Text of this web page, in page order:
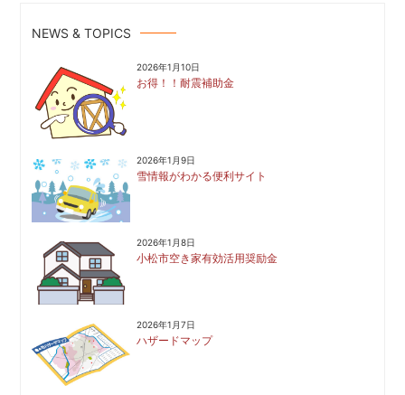
NEWS & TOPICS
2026年1月10日
お得！！耐震補助金
2026年1月9日
雪情報がわかる便利サイト
2026年1月8日
小松市空き家有効活用奨励金
2026年1月7日
ハザードマップ